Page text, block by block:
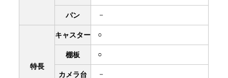
パン －
特長
キャスター ○
棚板 ○
カメラ台 －